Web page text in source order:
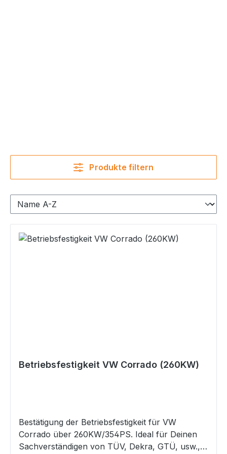
Produkte filtern
Betriebsfestigkeit VW Corrado (260KW)
Bestätigung der Betriebsfestigkeit für VW
Corrado über 260KW/354PS. Ideal für Deinen
Sachverständigen von TÜV, Dekra, GTÜ, usw.,